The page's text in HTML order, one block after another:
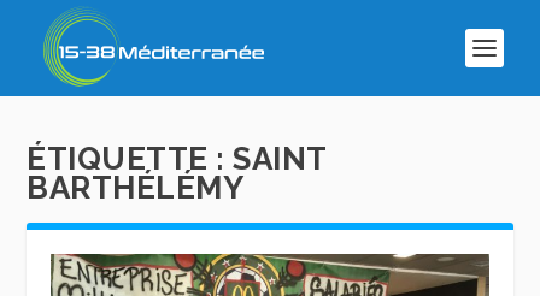
ÉTIQUETTE :SAINT
BARTHÉLÉMY